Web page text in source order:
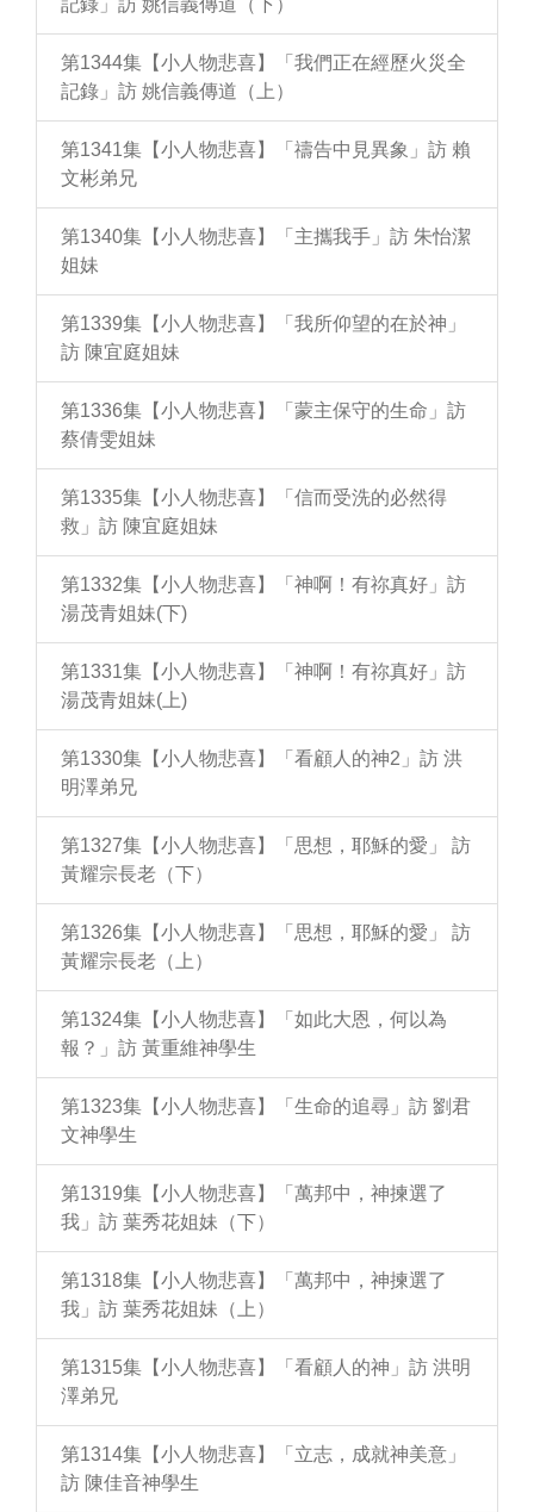
記錄」訪 姚信義傳道（下）
第1344集【小人物悲喜】「我們正在經歷火災全
記錄」訪 姚信義傳道（上）
第1341集【小人物悲喜】「禱告中見異象」訪 賴
文彬弟兄
第1340集【小人物悲喜】「主攜我手」訪 朱怡潔
姐妹
第1339集【小人物悲喜】「我所仰望的在於神」
訪 陳宜庭姐妹
第1336集【小人物悲喜】「蒙主保守的生命」訪
蔡倩雯姐妹
第1335集【小人物悲喜】「信而受洗的必然得
救」訪 陳宜庭姐妹
第1332集【小人物悲喜】「神啊！有祢真好」訪
湯茂青姐妹(下)
第1331集【小人物悲喜】「神啊！有祢真好」訪
湯茂青姐妹(上)
第1330集【小人物悲喜】「看顧人的神2」訪 洪
明澤弟兄
第1327集【小人物悲喜】「思想，耶穌的愛」 訪
黃耀宗長老（下）
第1326集【小人物悲喜】「思想，耶穌的愛」 訪
黃耀宗長老（上）
第1324集【小人物悲喜】「如此大恩，何以為
報？」訪 黃重維神學生
第1323集【小人物悲喜】「生命的追尋」訪 劉君
文神學生
第1319集【小人物悲喜】「萬邦中，神揀選了
我」訪 葉秀花姐妹（下）
第1318集【小人物悲喜】「萬邦中，神揀選了
我」訪 葉秀花姐妹（上）
第1315集【小人物悲喜】「看顧人的神」訪 洪明
澤弟兄
第1314集【小人物悲喜】「立志，成就神美意」
訪 陳佳音神學生